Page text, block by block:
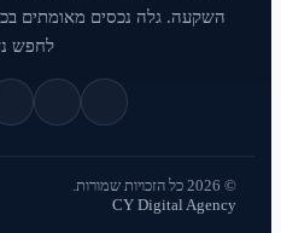
השקעה. גלה נכסים מאומתים
לחפש
© 2026 כל הזכויות שמורות.
CY Digital Agency